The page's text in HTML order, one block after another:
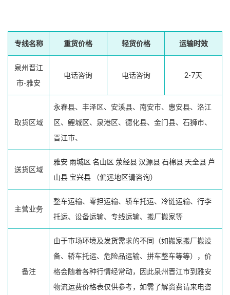
专线名称 重货价格 轻货价格 运输时效
泉州晋江
市-雅安
电话咨询 电话咨询 2-7天
取货区域
永春县、丰泽区、安溪县、南安市、惠安县、洛江
区、鲤城区、泉港区、德化县、金门县、石狮市、
晋江市、
送货区域
雅安 雨城区 名山区 荥经县汉源县石棉县 天全县芦
山县 宝兴县 （偏远地区请咨询）
主营业务
整车运输、零担运输、轿车托运、冷链运输、行李
托运、设备运输、专线运输、搬厂搬家等
备注
由于市场环境及发货需求的不同（如搬家搬厂搬设
备、轿车托运、危险品运输、拼车整车等等），价
格会随着各种行情经常动，因此泉州晋江市到雅安
物流运费价格表仅供参考，如需了解资费请来电咨